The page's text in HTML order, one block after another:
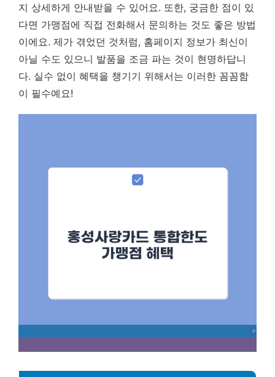
지 상세하게 안내받을 수 있어요. 또한, 궁금한 점이 있
다면 가맹점에 직접 전화해서 문의하는 것도 좋은 방법
이에요. 제가 겪었던 것처럼, 홈페이지 정보가 최신이
아닐 수도 있으니 발품을 조금 파는 것이 현명하답니
다. 실수 없이 혜택을 챙기기 위해서는 이러한 꼼꼼함
이 필수예요!